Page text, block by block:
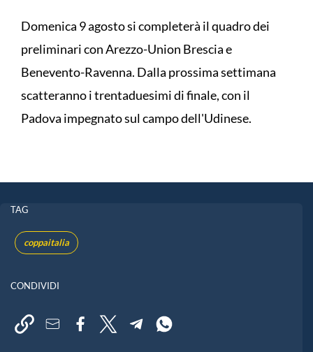
Domenica 9 agosto si completerà il quadro dei
preliminari con Arezzo-Union Brescia e
Benevento-Ravenna. Dalla prossima settimana
scatteranno i trentaduesimi di finale, con il
Padova impegnato sul campo dell'Udinese.
TAG
coppaitalia
CONDIVIDI